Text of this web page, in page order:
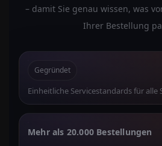
– damit Sie genau wissen, was
Ihrer Bestellung
Gegründet
Einheitliche Servicestandards für alle
Mehr als 20.000 Bestellungen